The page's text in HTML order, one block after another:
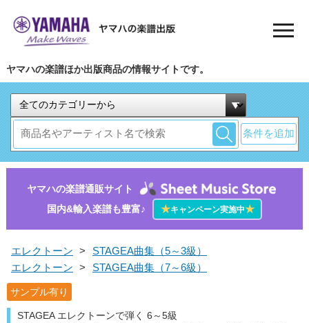
ヤマハの楽譜ほか出版商品の情報サイトです。
条件を追加
ヤマハの楽譜通販サイト
国内&輸入楽譜も豊富♪
★キャンペーン実施中★
エレクトーン >
STAGEA曲集（5～3級）
エレクトーン > STAGEA曲集（7～6級）
サンプル有り
STAGEA エレクトーンで弾く 6～5級